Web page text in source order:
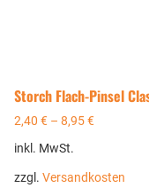
Storch Flach-Pinsel
2,40 € – 8,95€
inkl. MwSt.
zzgl. Versandkosten